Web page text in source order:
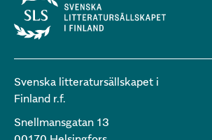
Svenska litteratursällskapet i
Finland r.f.
Snellmansgatan 13